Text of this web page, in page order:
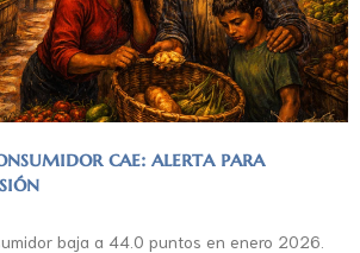
cae: alerta para
baja a 44.0 puntos en enero 2026.